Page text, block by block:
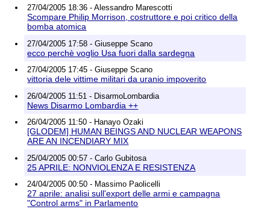
27/04/2005 18:36 - Alessandro Marescotti
Scompare Philip Morrison, costruttore e poi critico della
bomba atomica
27/04/2005 17:58 - Giuseppe Scano
ecco perchè voglio Usa fuori dalla sardegna
27/04/2005 17:45 - Giuseppe Scano
vittoria dele vittime militari da uranio impoverito
26/04/2005 11:51 - DisarmoLombardia
News Disarmo Lombardia ++
26/04/2005 11:50 - Hanayo Ozaki
[GLODEM] HUMAN BEINGS AND NUCLEAR WEAPONS
ARE AN INCENDIARY MIX
25/04/2005 00:57 - Carlo Gubitosa
25 APRILE: NONVIOLENZA E RESISTENZA
24/04/2005 00:50 - Massimo Paolicelli
27 aprile: analisi sull'export delle armi e campagna
"Control arms" in Parlamento